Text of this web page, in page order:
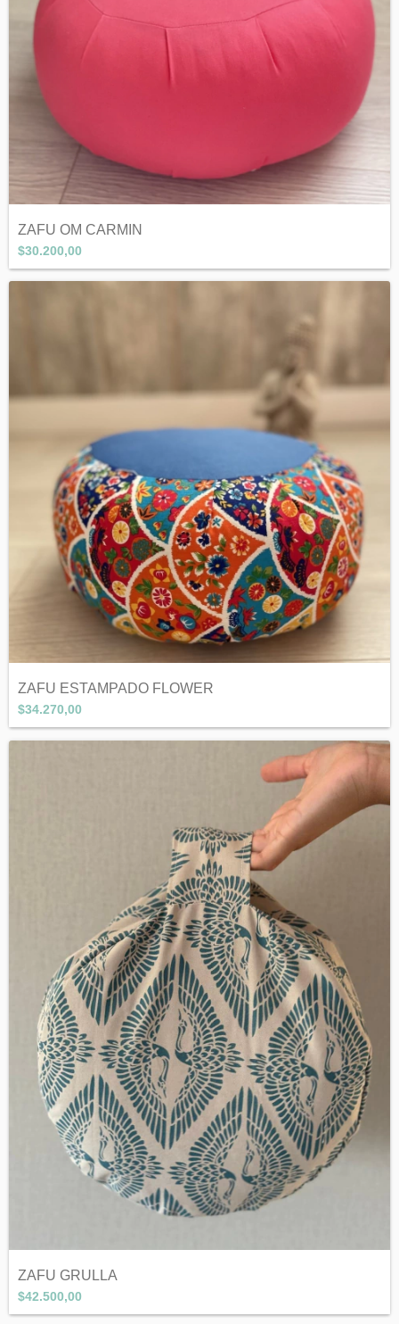
ZAFU OM CARMIN
$30.200,00
ZAFU ESTAMPADO FLOWER
$34.270,00
ZAFU GRULLA
$42.500,00